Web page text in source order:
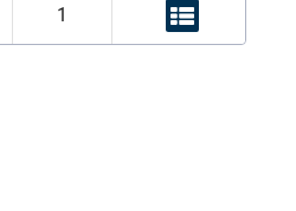
1